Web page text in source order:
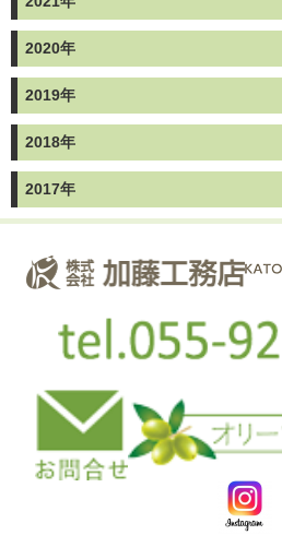
2020年
2019年
2018年
2017年